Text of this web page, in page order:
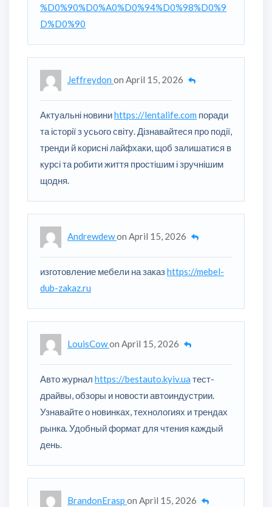
%D0%90%D0%A0%D0%94%D0%98%D0%9
D%D0%90
Jeffreydon on April 15, 2026
Актуальні новиниhttps://lentalife.com поради
та історії з усього світу. Дізнавайтеся про події,
тренди й корисні лайфхаки, щоб залишатися в
курсі та робити життя простішим і зручнішим
щодня.
Andrewdewon April 15, 2026
изготовление мебели на заказhttps://mebel-
dub-zakaz.ru
LouisCowon April 15, 2026
Авто журнал https://bestauto.kyiv.ua тест-
драйвы, обзоры и новости автоиндустрии.
Узнавайте о новинках, технологиях и трендах
рынка. Удобный формат для чтения каждый
день.
BrandonErasp on April 15, 2026